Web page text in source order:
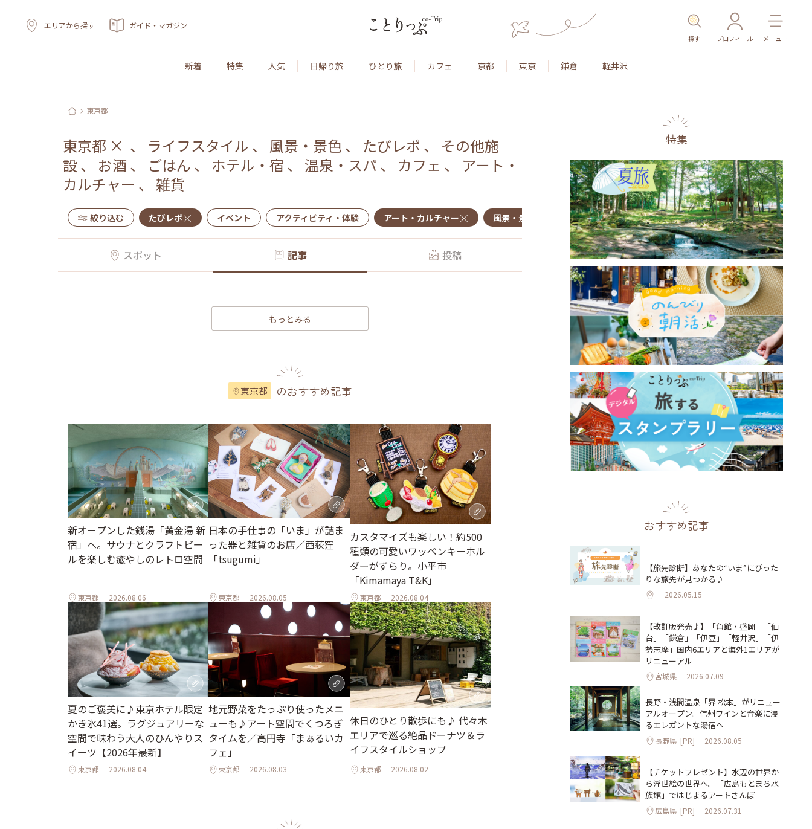
エリアから探す ガイド・マガジン
探す プロフィール メニュー
新着 特集 人気 日帰り旅 ひとり旅 カフェ 京都 東京 鎌倉 軽井沢
東京都
東京都 × 、 ライフスタイル 、 風景・景色 、 たびレポ 、 その他施
設、 お酒 、 ごはん 、 ホテル・宿 、 温泉・スパ 、 カフェ 、 アート・
カルチャー 、 雑貨
絞り込む たびレポ イベント アクティビティ・体験 アート・カルチャー 風景・景色 名所・旧跡 温泉・スパ その他施設
スポット 記事 投稿
もっとみる
東京都 のおすすめ記事
新オープンした銭湯「黄金湯 新
宿」へ。サウナとクラフトビー
ルを楽しむ癒やしのレトロ空間
東京都 2026.08.06
日本の手仕事の「いま」が詰ま
った器と雑貨のお店／西荻窪
「tsugumi」
東京都 2026.08.05
カスタマイズも楽しい！約500
種類の可愛いワッペンキーホル
ダーがずらり。小平市
「Kimamaya T&K」
東京都 2026.08.04
夏のご褒美に♪東京ホテル限定
かき氷41選。ラグジュアリーな
空間で味わう大人のひんやりス
イーツ【2026年最新】
東京都 2026.08.04
地元野菜をたっぷり使ったメニ
ューも♪アート空間でくつろぎ
タイムを／高円寺「まぁるいカ
フェ」
東京都 2026.08.03
休日のひとり散歩にも♪ 代々木
エリアで巡る絶品ドーナツ＆ラ
イフスタイルショップ
東京都 2026.08.02
特集
おすすめ記事
【旅先診断】あなたの“いま”にぴった
りな旅先が見つかる♪
2026.05.15
【改訂版発売♪】「角館・盛岡」「仙
台」「鎌倉」「伊豆」「軽井沢」「伊
勢志摩」国内6エリアと海外1エリアが
リニューアル
宮城県 2026.07.09
長野・浅間温泉「界 松本」がリニュー
アルオープン。信州ワインと音楽に浸
るエレガントな湯宿へ
長野県 [PR] 2026.08.05
【チケットプレゼント】水辺の世界か
ら浮世絵の世界へ。「広島もとまち水
族館」ではじまるアートさんぽ
広島県 [PR] 2026.07.31